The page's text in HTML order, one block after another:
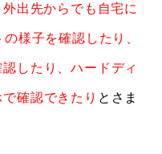
外出先からでも自宅に
様子を確認したり、
したり、ハードディ
確認できたり とさま